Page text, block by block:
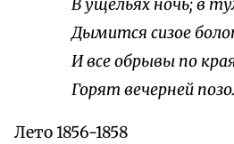
В ущельях ночь; в
Дымится сизое
И все обрывы по
Горят вечерней
Лето 1856-1858